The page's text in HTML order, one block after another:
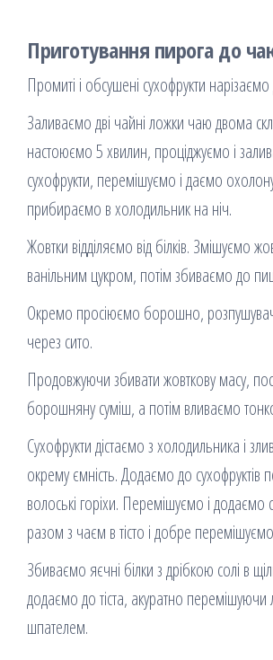
Приготування пирога до
Промиті і обсушені сухофрукти
Заливаємо дві чайні ложки чаю двома
настоюємо 5 хвилин, проціджуємо і
сухофрукти, перемішуємо і даємо
прибираємо в холодильник на ніч.
Жовтки відділяємо від білків. Змішуємо
ванільним цукром, потім збиваємо до
Окремо просіюємо борошно,
через сито.
Продовжуючи збивати жовткову масу,
борошняну суміш, а потім вливаємо
Сухофрукти дістаємо з холодильника і
окрему ємність. Додаємо до сухофруктів
волоські горіхи. Перемішуємо і додаємо
разом з чаєм в тісто і добре
Збиваємо яєчні білки з дрібкою солі в
додаємо до тіста, акуратно
шпателем.